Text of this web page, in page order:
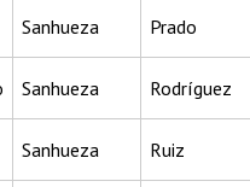
Sanhueza Prado
Sanhueza Rodríguez
Sanhueza Ruiz